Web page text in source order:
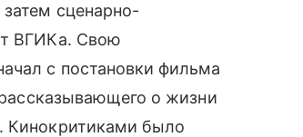
cценарно-
ВГИКа. Свою
с постановки фильма
о жизни
Кинокритиками было